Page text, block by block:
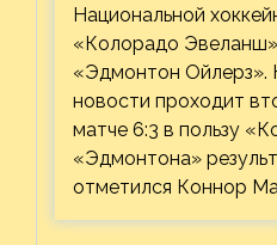
Национальной
«Колорадо
«Эдмонтон Ойлерз».
новости проходит
матче 6:3 в пользу
«Эдмонтона»
отметился Коннор